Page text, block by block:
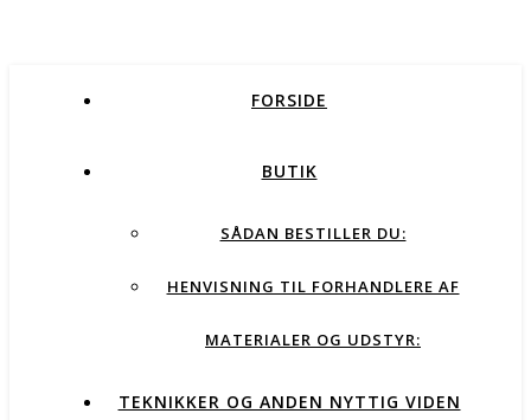
FORSIDE
BUTIK
SÅDAN BESTILLER DU:
HENVISNING TIL FORHANDLERE AF
MATERIALER OG UDSTYR:
TEKNIKKER OG ANDEN NYTTIG VIDEN